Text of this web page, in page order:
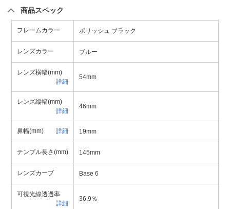
商品スペック
フレームカラー ポリッシュ ブラック
レンズカラー ブルー
レンズ横幅(mm)
詳細
54mm
レンズ縦幅(mm)
詳細
46mm
鼻幅(mm) 詳細 19mm
テンプル長さ(mm) 145mm
レンズカーブ Base 6
可視光線透過率
詳細
36.9％